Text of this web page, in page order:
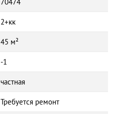
2+кк
45 м²
-1
частная
Требуется ремонт